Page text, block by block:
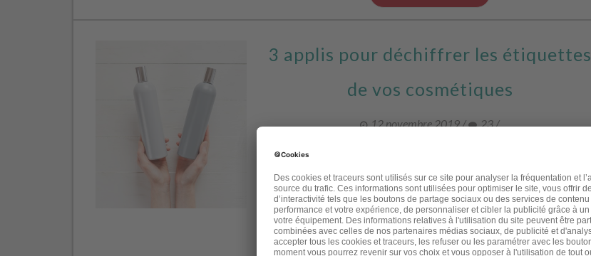
3 applis pour déchiffrer les étiquettes
de vos cosmétiques
12 novembre 2019/ 23/
Aujourd’hui, vous n’avez plus le choix : vous devez apprendre à lire
les étiquettes des produits de beauté ! Vous savez que certains
cosmétiques contiennent de potentiels perturbateurs endocriniens
et c’est sans compter la présence d’autres substances
controversées qui pourraient être néfastes pour la santé et